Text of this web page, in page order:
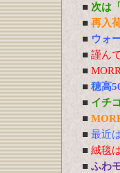
■ 次は
■ 再入
■ ウォ
■ 謹ん
■
■ 穂高
■ イチ
■
■ 最近
■ 絨毯
■ ふわ